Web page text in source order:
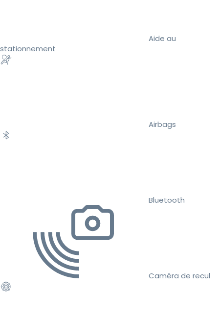
Aide au
stationnement
Airbags
Bluetooth
Caméra de recul